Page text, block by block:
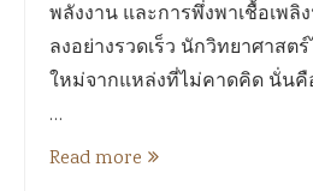
พลังงาน และการพึ่งพาเชื้อเพ
ลงอย่างรวดเร็ว นักวิทยาศาส
ใหม่จากแหล่งที่ไม่คาดคิด นั่นคื
…
Read more